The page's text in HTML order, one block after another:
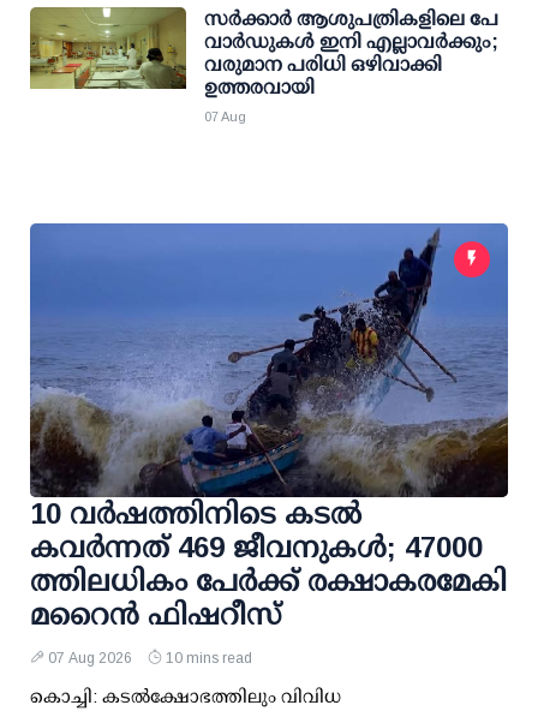
സര്‍ക്കാര്‍ ആശുപത്രികളിലെ പേ
വാര്‍ഡുകള്‍ ഇനി എല്ലാവര്‍ക്കും;
വരുമാന പരിധി ഒഴിവാക്കി
ഉത്തരവായി
07 Aug
10 വര്‍ഷത്തിനിടെ കടല്‍
കവര്‍ന്നത് 469 ജീവനുകള്‍; 47000
ത്തിലധികം പേര്‍ക്ക് രക്ഷാകരമേകി
മറൈന്‍ ഫിഷറീസ്
07 Aug 2026 10 mins read
കൊച്ചി: കടല്‍ക്ഷോഭത്തിലും വിവിധ